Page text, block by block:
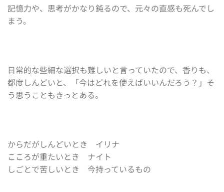
記憶力や、思考がかなり鈍るので、元々の直感も死んでし
まう。
日常的な些細な選択も難しいと言っていたので、香りも、
都度しんどいと、「今はどれを使えばいいんだろう？」そ
う思うこともきっとある。
からだがしんどいとき イリナ
こころが重たいとき ナイト
しごとで苦しいとき 今持っているもの